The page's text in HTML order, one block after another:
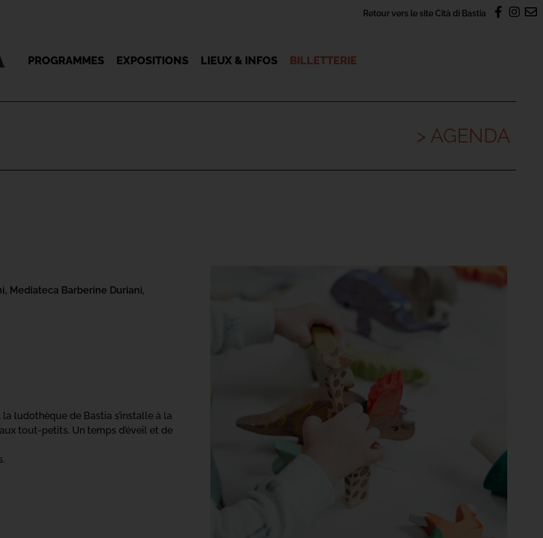
Retour vers le site Cità di Bastia
PROGRAMMES EXPOSITIONS LIEUX & INFOS BILLETTERIE
> AGENDA
Mediateca Barberine Duriani,
ludothèque de Bastia s’installe à la
tout-petits. Un temps d’éveil et de